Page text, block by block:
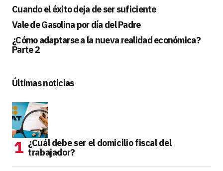
Cuando el éxito deja de ser suficiente
Vale de Gasolina por día del Padre
¿Cómo adaptarse a la nueva realidad económica?
Parte 2
Últimas noticias
¿Cuál debe ser el domicilio fiscal del
trabajador?